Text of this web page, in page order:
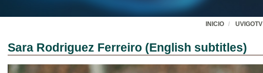
INICIO UVIGOTV
Sara Rodriguez Ferreiro (English subtitles)